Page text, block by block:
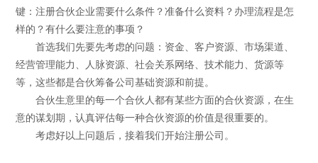
键：注册合伙企业需要什么条件？准备什么资料？办理流程是怎
样的？有什么要注意的事项？
首选我们先要先考虑的问题：资金、客户资源、市场渠道、
经营管理能力、人脉资源、社会关系网络、技术能力、货源等
等，这些都是合伙筹备公司基础资源和前提。
合伙生意里的每一个合伙人都有某些方面的合伙资源，在生
意的谋划期，认真评估每一种合伙资源的价值是很重要的。
考虑好以上问题后，接着我们开始注册公司。